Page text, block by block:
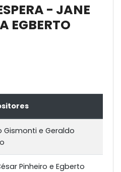
- JANE
EGBERTO
Gismonti e Geraldo
Pinheiro e Egberto